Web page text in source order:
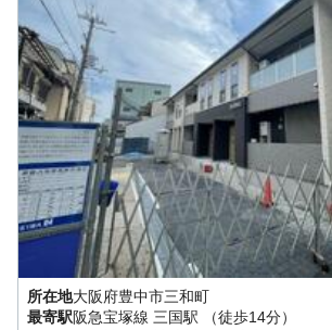
所在地大阪府豊中市三和町
最寄駅阪急宝塚線 三国駅
（徒歩14分）